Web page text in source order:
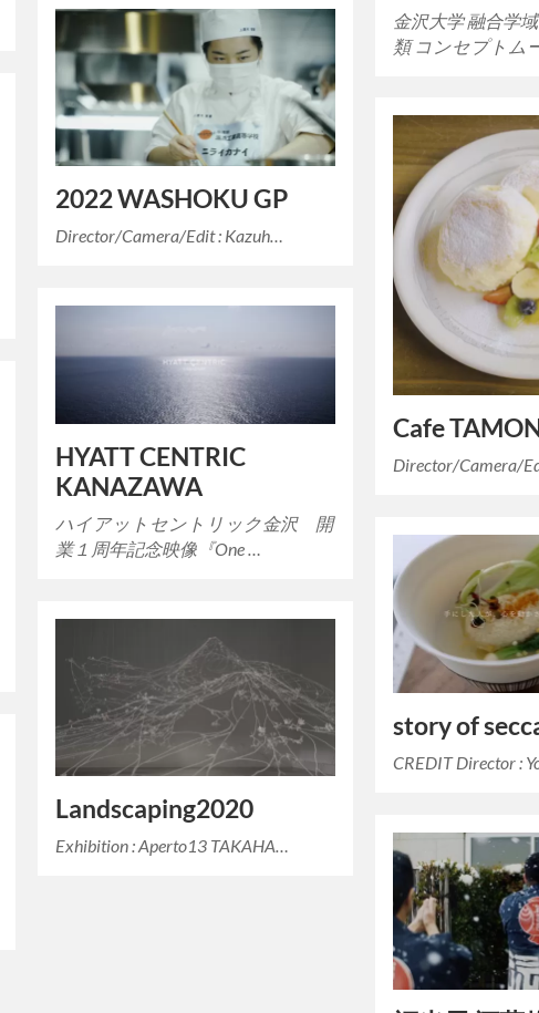
金沢大学 融合学
類 コンセプトム
2022 WASHOKU GP
Director/Camera/Edit : Kazuh…
Cafe
Director/Camera/
HYATT CENTRIC
KANAZAWA
ハイアットセントリック金沢 開
業１周年記念映像『One …
story of
CREDIT Director :
Landscaping2020
Exhibition : Aperto13 TAKAHA…